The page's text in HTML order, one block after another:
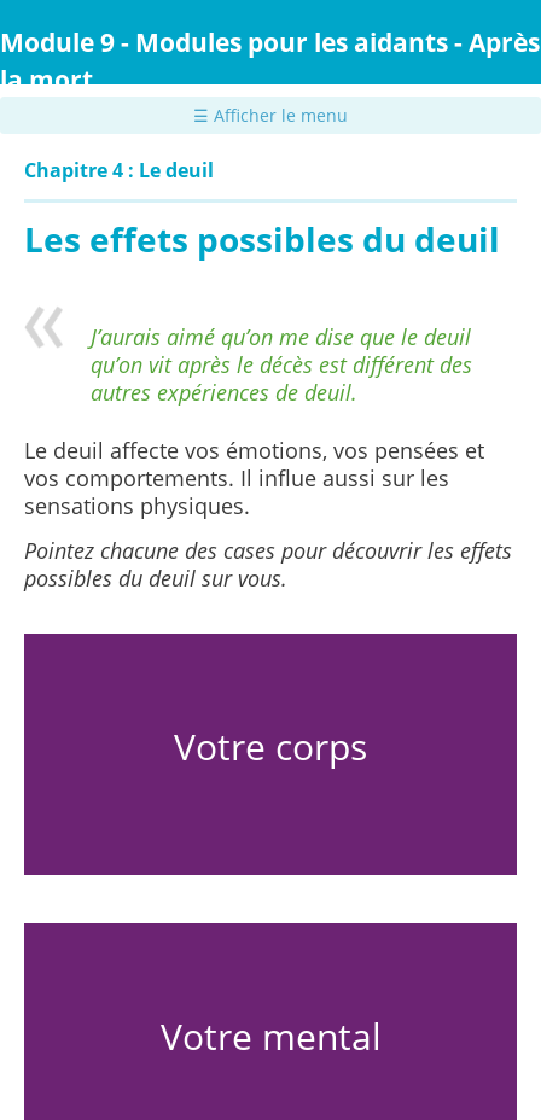
au
principal
Module 9 - Modules pour les aidants - Après
la mort
☰ Afficher le menu
Chapitre 4 : Le deuil
Les effets possibles du deuil
J’aurais aimé qu’on me dise que le deuil
qu’on vit après le décès est différent des
autres expériences de deuil.
Le deuil affecte vos émotions, vos pensées et
vos comportements. Il influe aussi sur les
sensations physiques.
Pointez chacune des cases pour découvrir les effets
possibles du deuil sur vous.
Votre corps
Votre mental